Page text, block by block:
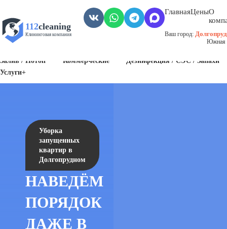
112cleaning
Клининговая компания
ГлавнаяЦеныО
Ваш город:
Южная
Залив / Потоп
Коммерческие
Дезинфекция / СЭС / Запахи
Услуги+
Уборка
запущенных
квартир в
Долгопрудном
НАВЕДЁМ
ПОРЯДОК
ДАЖЕ В